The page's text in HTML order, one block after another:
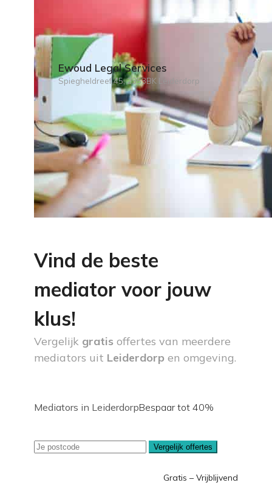
Ewoud Legal Services
Spiegheldreef 45, 2353BK Leiderdorp
Vind de beste
mediator voor jouw
klus!
Vergelijk gratis offertes van meerdere
mediators uit Leiderdorp en omgeving.
Mediators in LeiderdorpBespaar tot 40%
Vergelijk offertes
Gratis – Vrijblijvend